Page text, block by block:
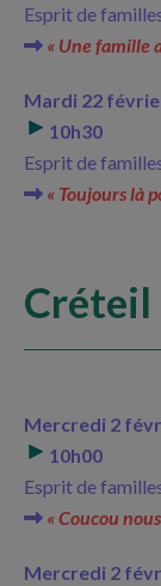
Esprit de
« Une famille
Mardi 22
10h30
Esprit de
« Toujours là
Créteil
Mercredi 2
10h00
Esprit de
« Coucou
Mercredi 2